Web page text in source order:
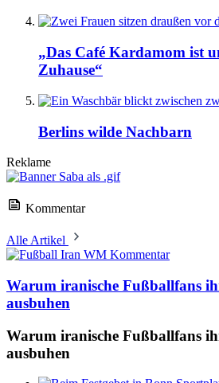
„Das Café Kardamom ist
Zuhause“
Berlins wilde Nachbarn
Reklame
Kommentar
Alle Artikel
Kommentar
Warum iranische Fußballfans
ausbuhen
Warum iranische Fußballfans
ausbuhen